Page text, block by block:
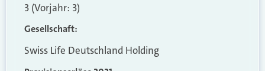
3 (Vorjahr: 3)
Gesellschaft:
Swiss Life Deutschland Holding